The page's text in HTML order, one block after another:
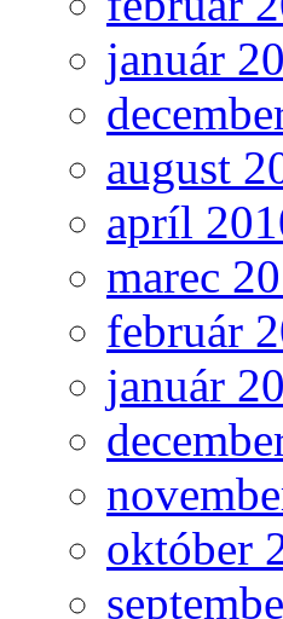
január
august
apríl
marec
február
január
október